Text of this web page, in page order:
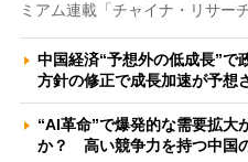
ミアム連載「チャイナ・リサー
中国経済“予想外の低成長”
方針の修正で成長加速が予想
“AI革命”で爆発的な需要拡大
か？ 高い競争力を持つ中国